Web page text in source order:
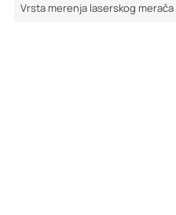
Vrsta merenja laserskog merača